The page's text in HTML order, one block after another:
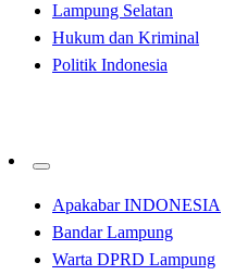
Lampung Selatan
Hukum dan Kriminal
Politik Indonesia
Apakabar INDONESIA
Bandar Lampung
Warta DPRD Lampung